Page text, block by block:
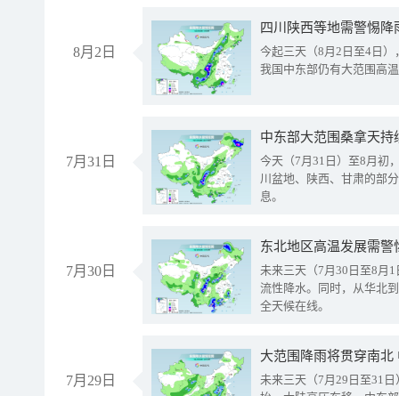
8月2日
今起三天（8月2日至4日
我国中东部仍有大范围高
7月31日
中东部大范围桑拿天
今天（7月31日）至8月初
川盆地、陕西、甘肃的部
息。
7月30日
东北地区高温发展需
未来三天（7月30日至8月
流性降水。同时，从华北
全天候在线。
7月29日
大范围降雨将贯穿南
未来三天（7月29日至31